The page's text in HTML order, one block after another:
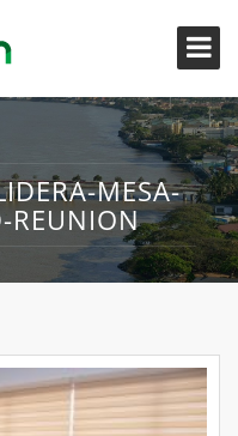
MESA-
REUNION